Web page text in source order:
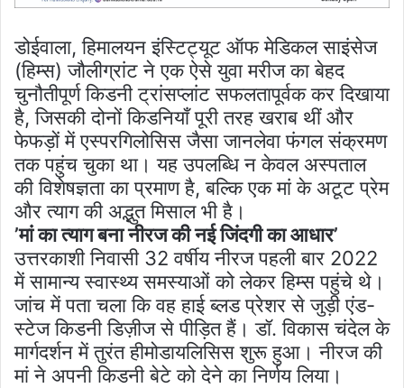
डोईवाला, हिमालयन इंस्टिट्यूट ऑफ मेडिकल साइंसेज
(हिम्स) जौलीग्रांट ने एक ऐसे युवा मरीज का बेहद
चुनौतीपूर्ण किडनी ट्रांसप्लांट सफलतापूर्वक कर दिखाया
है, जिसकी दोनों किडनियाँ पूरी तरह खराब थीं और
फेफड़ों में एस्परगिलोसिस जैसा जानलेवा फंगल संक्रमण
तक पहुंच चुका था। यह उपलब्धि न केवल अस्पताल
की विशेषज्ञता का प्रमाण है, बल्कि एक मां के अटूट प्रेम
और त्याग की अद्भुत मिसाल भी है।
’मां का त्याग बना नीरज की नई जिंदगी का आधार’
उत्तरकाशी निवासी 32 वर्षीय नीरज पहली बार 2022
में सामान्य स्वास्थ्य समस्याओं को लेकर हिम्स पहुंचे थे।
जांच में पता चला कि वह हाई ब्लड प्रेशर से जुड़ी एंड-
स्टेज किडनी डिज़ीज से पीड़ित हैं। डॉ. विकास चंदेल के
मार्गदर्शन में तुरंत हीमोडायलिसिस शुरू हुआ। नीरज की
मां ने अपनी किडनी बेटे को देने का निर्णय लिया।